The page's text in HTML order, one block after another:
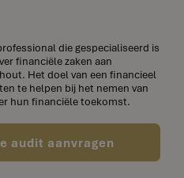
die gespecialiseerd is
financiële zaken aan
Het doel van een financieel
te helpen bij het nemen van
hun financiële toekomst.
audit aanvragen